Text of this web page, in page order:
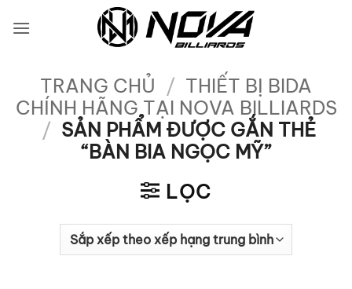
qua
TRANG CHỦ / THIẾT BỊ BIDA
CHÍNH HÃNG TẠI NOVA BILLIARDS
/ SẢN PHẨM ĐƯỢC GẮN THẺ
“BÀN BIA NGỌC MỸ”
LỌC